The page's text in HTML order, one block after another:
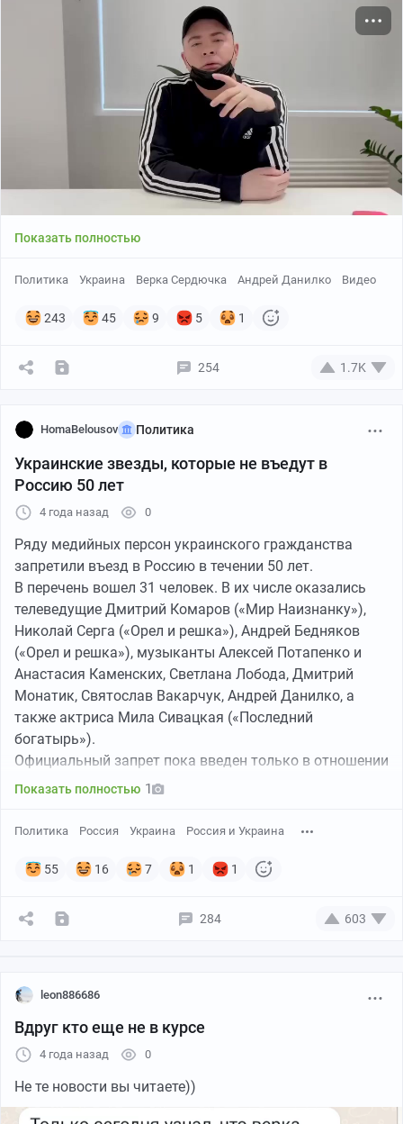
Показать полностью
Политика Украина Верка Сердючка Андрей Данилко Видео
243 45 9 5 1
254 1.7K
HomaBelousov Политика
Украинские звезды, которые не въедут в
Россию 50 лет
4 года назад 0
Ряду медийных персон украинского гражданства
запретили въезд в Россию в течении 50 лет.
В перечень вошел 31 человек. В их числе оказались
телеведущие Дмитрий Комаров («Мир Наизнанку»),
Николай Серга («Орел и решка»), Андрей Бедняков
(«Орел и решка»), музыканты Алексей Потапенко и
Анастасия Каменских, Светлана Лобода, Дмитрий
Монатик, Святослав Вакарчук, Андрей Данилко, а
также актриса Мила Сивацкая («Последний
богатырь»).
Официальный запрет пока введен только в отношении
бывшего ведущего «Орла и решки» Птушкина за его
апреля текущего года.
komarov...
ne-...
Показать полностью 1
Политика Россия Украина Россия и Украина
55 16 7 1 1
284 603
leon886686
Вдруг кто еще не в курсе
4 года назад 0
Не те новости вы читаете))